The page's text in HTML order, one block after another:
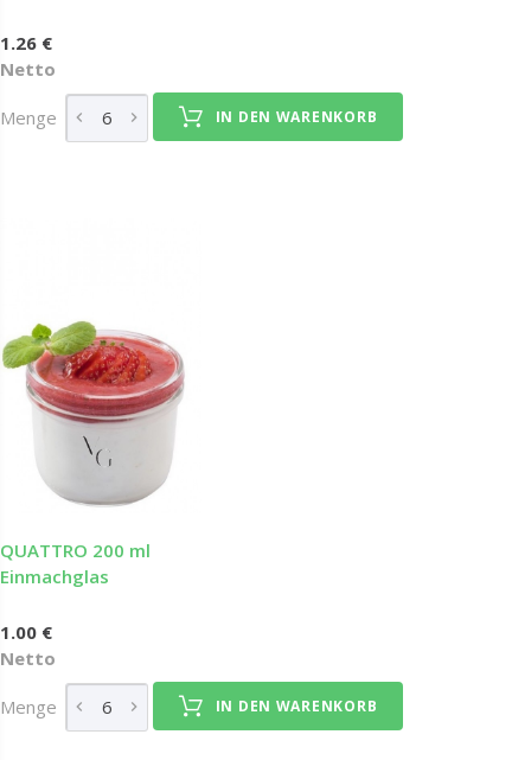
1.26 €
Netto
Menge IN DEN WARENKORB
QUATTRO 200 ml
Einmachglas
1.00 €
Netto
Menge IN DEN WARENKORB